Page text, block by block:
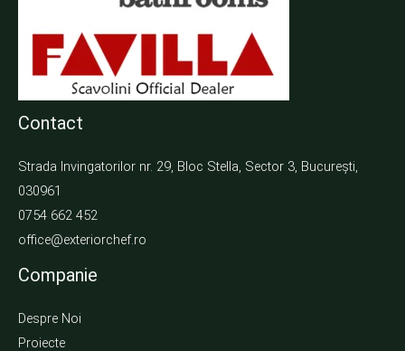
Contact
Strada Invingatorilor nr. 29, Bloc Stella, Sector 3, București,
030961
0754 662 452
office@exteriorchef.ro
Companie
Despre Noi
Proiecte